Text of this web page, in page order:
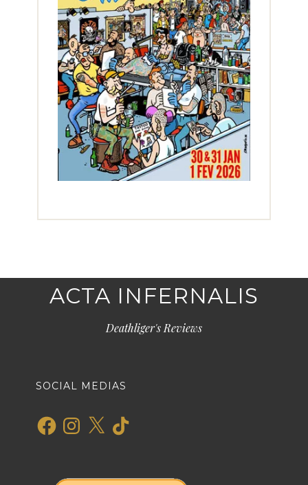
ACTA INFERNALIS
Deathliger's Reviews
SOCIAL MEDIAS
FacebookInstagram
X TikTok